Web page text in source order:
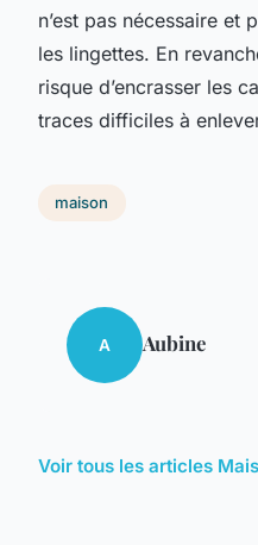
n’est pas nécessaire et
les lingettes. En
risque d’encrasser les
traces difficiles à
maison
A Aubine
Voir tous les articles